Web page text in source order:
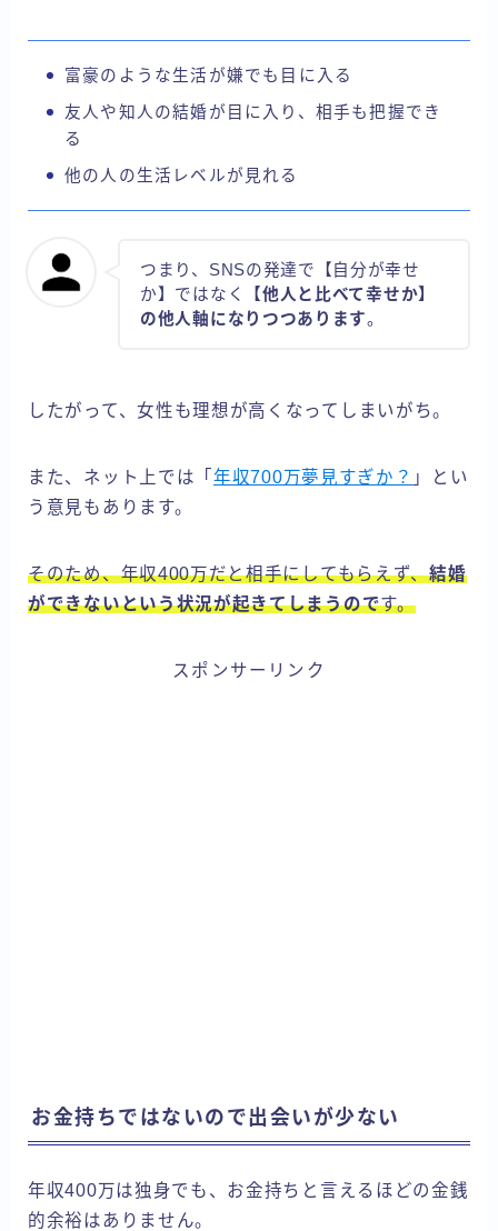
富豪のような生活が嫌でも目に入る
友人や知人の結婚が目に入り、相手も把握でき
る
他の人の生活レベルが見れる
つまり、SNSの発達で【自分が幸せ
か】ではなく
【他人と比べて幸せか】
の他人軸になりつつあります。
したがって、女性も理想が高くなってしまいがち。
また、ネット上では「 年収700万夢見すぎか？ 」とい
う意見もあります。
そのため、年収400万だと相手にしてもらえず、結婚
ができないという状況が起きてしまうのです。
スポンサーリンク
お金持ちではないので出会いが少ない
年収400万は独身でも、お金持ちと言えるほどの金銭
的余裕はありません。